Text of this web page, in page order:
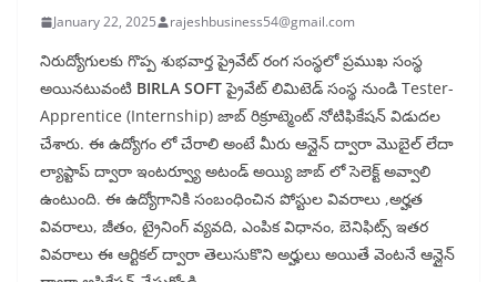
January 22, 2025 rajeshbusiness54@gmail.com
నిరుద్యోగులకు గొప్ప శుభవార్త ప్రైవేట్ రంగ సంస్థలో ప్రముఖ సంస్థ
అయినటువంటి BIRLA SOFTప్రైవేట్ లిమిటెడ్ సంస్థ నుండి Tester-
Apprentice (Internship) జాబ్ రిక్రూట్మెంట్ నోటిఫికేషన్ విడుదల
చేశారు. ఈ ఉద్యోగం లో చేరాలి అంటే మీరు ఆన్లైన్ ద్వారా మొబైల్ లేదా
ల్యాప్టాప్ ద్వారా ఇంటర్వ్యూ అటండ్ అయ్యి జాబ్ లో సెలెక్ట్ అవ్వాలి
ఉంటుంది. ఈ ఉద్యోగానికి సంబంధించిన పోస్టుల వివరాలు ,అర్హత
వివరాలు, జీతం, ట్రైనింగ్ వ్యవది, ఎంపిక విధానం, బెనిఫిట్స్ ఇతర
వివరాలు ఈ ఆర్టికల్ ద్వారా తెలుసుకొని అర్హులు అయితే వెంటనే ఆన్లైన్